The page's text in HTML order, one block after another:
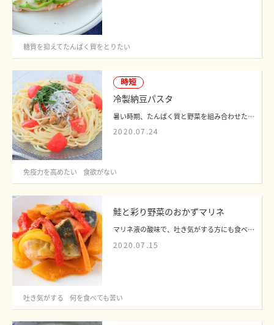
糖質を抑えてたんぱく質をとりたい
時短
冷製納豆パスタ
暑い時期、たんぱく質と野菜を組み合わせた栄養バランスの良い麺類は、のど越しがよく...
2020.07.24
免疫力を高めたい 食欲がない
鮭と彩り野菜のおかずマリネ
マリネ液の酸味で、吐き気がする方にも食べやすいでしょう。冷やすことでさっぱりとし...
2020.07.15
吐き気がする 何を食べても苦い